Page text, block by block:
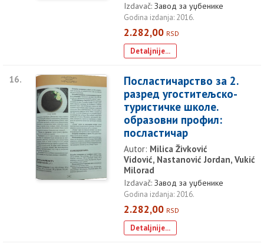
Izdavač: Завод за уџбенике
Godina izdanja: 2016.
2.282,00 RSD
Detaljnije...
16.
Посластичарство за 2.
разред угоститељско-
туристичке школе.
образовни профил:
посластичар
Autor: Milica Živković
Vidović, Nastanović Jordan, Vukić
Milorad
Izdavač: Завод за уџбенике
Godina izdanja: 2016.
2.282,00 RSD
Detaljnije...